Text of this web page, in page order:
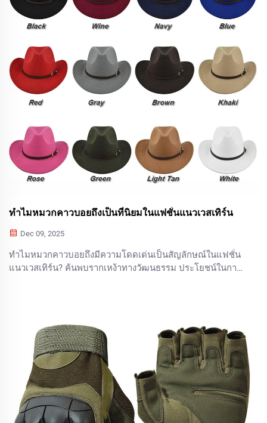
ทำไมหมวกคาวบอยถึงเป็นที่นิยมในแฟชั่นแนวเวสเทิร์น
Dec 09, 2025
ทำไมหมวกคาวบอยถึงมีความโดดเด่นเป็นสัญลักษณ์ในแฟชั่น
แนวเวสเทิร์น? ค้นพบรากเหง้าทางวัฒนธรรม ประโยชน์ในการ